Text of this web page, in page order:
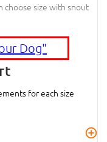
choose size with snout
Dog"
for each size